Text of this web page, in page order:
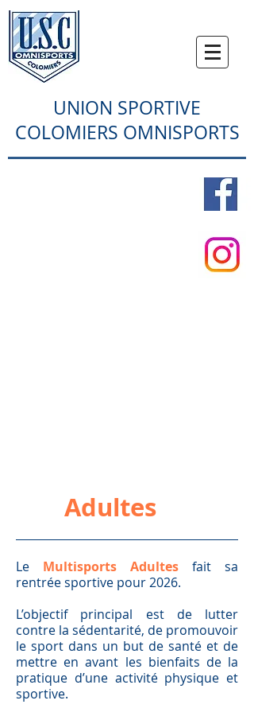
UNION SPORTIVE
COLOMIERS OMNISPORTS
Adultes
Le Multisports Adultes fait sa
rentrée sportive pour 2026.
L’objectif principal est de lutter
contre la sédentarité, de promouvoir
le sport dans un but de santé et de
mettre en avant les bienfaits de la
pratique d’une activité physique et
sportive.